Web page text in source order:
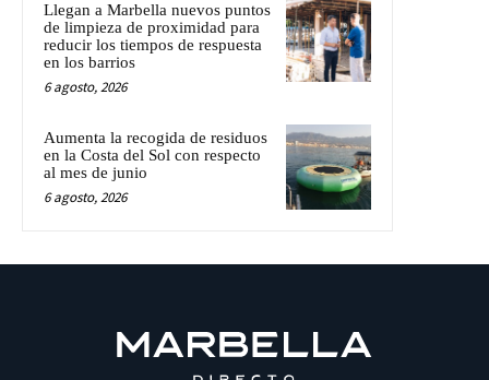
Llegan a Marbella nuevos puntos
de limpieza de proximidad para
reducir los tiempos de respuesta
en los barrios
6 agosto, 2026
Aumenta la recogida de residuos
en la Costa del Sol con respecto
al mes de junio
6 agosto, 2026